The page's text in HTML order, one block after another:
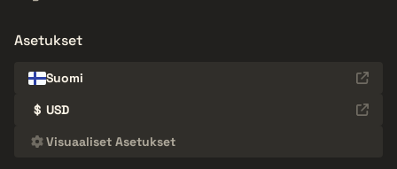
Asetukset
Suomi
$ USD
Visuaaliset Asetukset